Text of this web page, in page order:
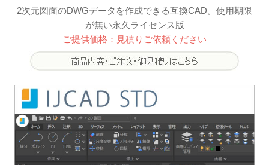
2次元図面のDWGデータを作成できる互換CAD。使用期限
が無い永久ライセンス版
ご提供価格：見積りご依頼ください